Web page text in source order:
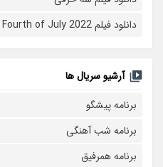
دانلود فیلم Fourth of July 2022 چهارم جولای
آرشیو سریال ها
برنامه پیشگو
برنامه شب آهنگی
برنامه همرفیق